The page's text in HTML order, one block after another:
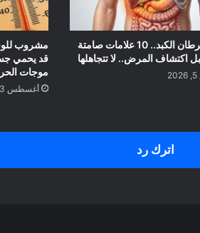
أعراض سرطان الكبد.. 10 علامات صامتة
اكتشاف المرض.. لا تتجاهلها
مشروب
قد يحمي
موجات الحر
أغسطس 3, 2026
اترك رد